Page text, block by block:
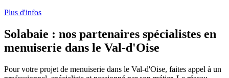
Plus d'infos
Solabaie : nos partenaires spécialistes en
menuiserie dans le Val-d'Oise
Pour votre projet de menuiserie dans le Val-d'Oise, faites appel à un